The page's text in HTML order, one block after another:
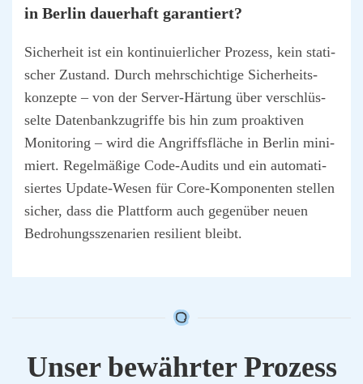
in Ber­lin dau­er­haft garan­tiert?
Sicher­heit ist ein kon­ti­nu­ier­li­cher Pro­zess, kein sta­ti­
scher Zustand. Durch mehr­schich­ti­ge Sicher­heits­
kon­zep­te – von der Ser­ver-Här­tung über ver­schlüs­
sel­te Daten­bank­zu­grif­fe bis hin zum pro­ak­ti­ven
Moni­to­ring – wird die Angriffs­flä­che in Ber­lin mini­
miert. Regel­mä­ßi­ge Code-Audits und ein auto­ma­ti­
sier­tes Update-Wesen für Core-Kom­po­nen­ten stel­len
sicher, dass die Platt­form auch gegen­über neu­en
Bedro­hungs­sze­na­ri­en resi­li­ent bleibt.
Unser bewähr­ter Pro­zess